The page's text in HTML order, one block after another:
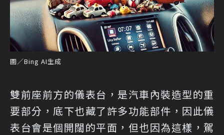
圖／Bing AI生成
雙前座前方的儀表台，是汽車內裝造型的重
要部分，底下也藏了許多功能部件，因此儀
表台會是個開闊的平面，但也因為這樣，駕